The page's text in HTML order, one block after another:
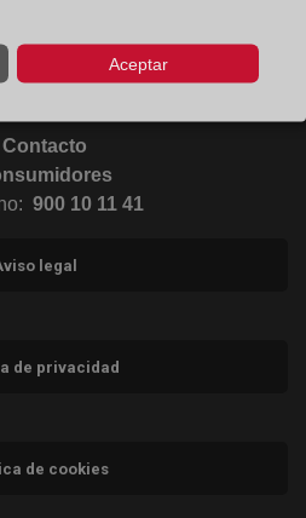
Instagram (abre en ventana nueva)
Contacto
900 10 11 41
legal
de privacidad
de cookies
Aceptar